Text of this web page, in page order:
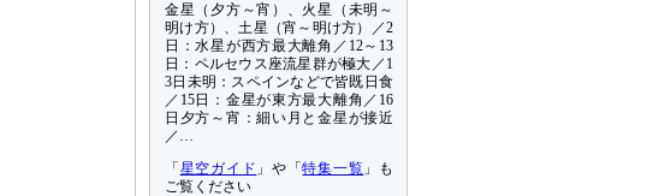
金星（夕方～宵）、火星（未明～
明け方）、土星（宵～明け方）／2
日：水星が西方最大離角／12～13
日：ペルセウス座流星群が極大／1
3日未明：スペインなどで皆既日食
／15日：金星が東方最大離角／16
日夕方～宵：細い月と金星が接近
／…
「 星空ガイド 」や「特集一覧 」も
ご覧ください